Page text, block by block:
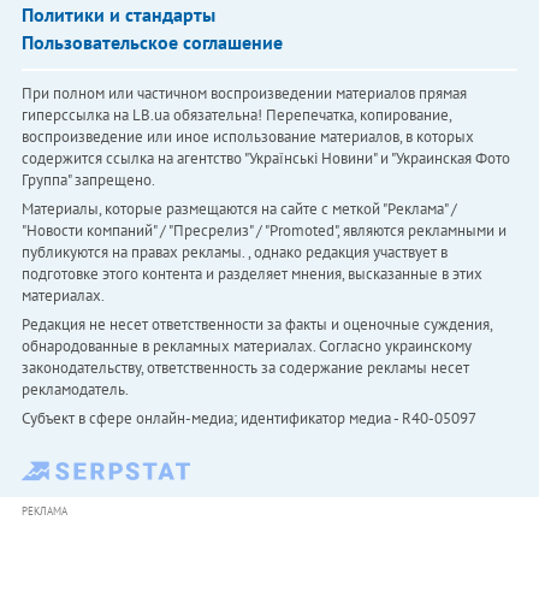
Политики и стандарты
Пользовательское соглашение
При полном или частичном воспроизведении материалов прямая
гиперссылка на LB.ua обязательна! Перепечатка, копирование,
воспроизведение или иное использование материалов, в которых
содержится ссылка на агентство "Українськi Новини" и "Украинская Фото
Группа" запрещено.
Материалы, которые размещаются на сайте с меткой "Реклама" /
"Новости компаний" / "Пресрелиз" / "Promoted", являются рекламными и
публикуются на правах рекламы. , однако редакция участвует в
подготовке этого контента и разделяет мнения, высказанные в этих
материалах.
Редакция не несет ответственности за факты и оценочные суждения,
обнародованные в рекламных материалах. Согласно украинскому
законодательству, ответственность за содержание рекламы несет
рекламодатель.
Субъект в сфере онлайн-медиа; идентификатор медиа - R40-05097
РЕКЛАМА